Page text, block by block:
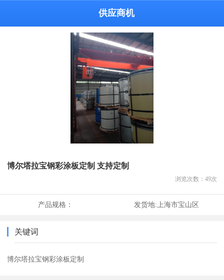
供应商机
博尔塔拉宝钢彩涂板定制 支持定制
浏览次数： 49次
产品规格： 发货地:上海市宝山区
关键词
博尔塔拉宝钢彩涂板定制